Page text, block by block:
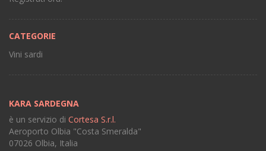
CATEGORIE
Vini sardi
KARA SARDEGNA
è un servizio di Cortesa S.r.l.
Aeroporto Olbia "Costa Smeralda"
07026 Olbia, Italia